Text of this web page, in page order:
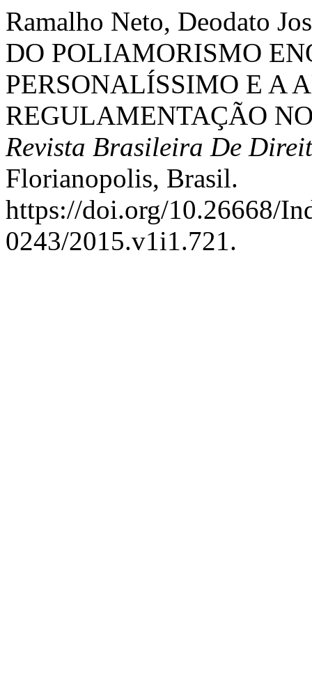
Ramalho Neto, Deodato
DO POLIAMORISMO
PERSONALÍSSIMO E A
REGULAMENTAÇÃO
Revista Brasileira De
Florianopolis, Brasil.
https://doi.org/10.26668/
0243/2015.v1i1.721.